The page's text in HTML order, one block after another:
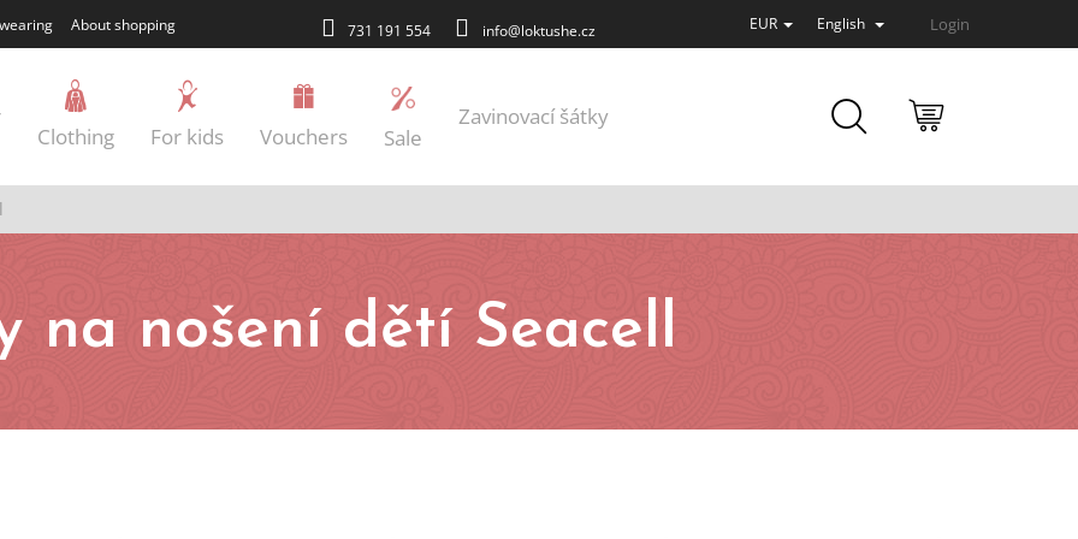
731 191 554 info@loktushe.cz
About shopping EUR English Login
Clothing For kids Vouchers Sale
Zavinovací šátky
na nošení dětí Seacell